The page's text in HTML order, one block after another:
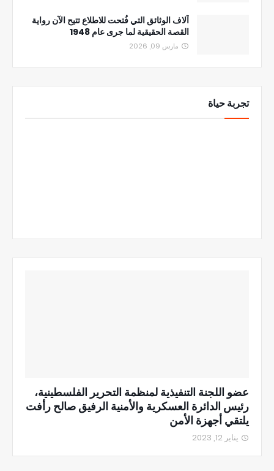
آلاف الوثائق التي فُتحت للاطلاع تتيح الآن رواية
القصة الحقيقية لما جرى عام 1948
مارس 09, 2026
تجربة حياة
عضو اللجنة التنفيذية لمنظمة التحرير الفلسطينية،
رئيس الدائرة العسكرية والأمنية الرفيق صالح رأفت
يلتقي أجهزة الأمن
يناير 12, 2023